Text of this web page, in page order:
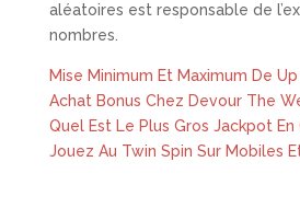
aléatoires est responsable de
nombres.
Mise Minimum Et Maximum De
Achat Bonus Chez Devour The
Quel Est Le Plus Gros Jackpot En
Jouez Au Twin Spin Sur Mobiles